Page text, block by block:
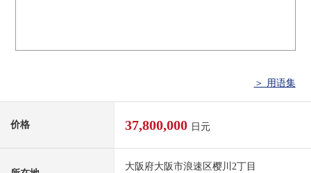
＞ 用语集
价格 37,800,000 日元
大阪府大阪市浪速区樱川2丁目